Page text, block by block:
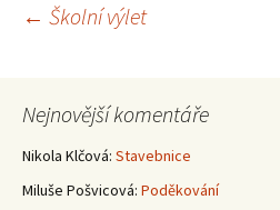
Navigace
pro
příspěvky
← Školní výlet
Nejnovější komentáře
Nikola Klčová: Stavebnice
Miluše Pošvicová: Poděkování